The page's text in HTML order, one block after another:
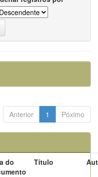
Anterior 1 Póximo
do
Título